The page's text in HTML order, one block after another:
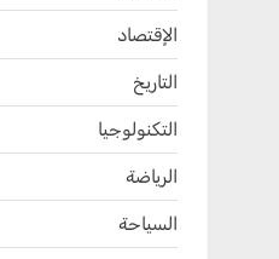
الإقتصاد
التاريخ
التكنولوجيا
الرياضة
السياحة